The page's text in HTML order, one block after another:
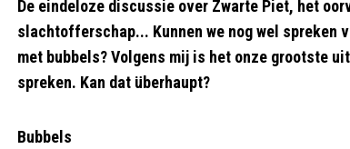
De eindeloze discussie over Zwarte Piet, het
slachtofferschap... Kunnen we nog wel spreken
met bubbels? Volgens mij is het onze grootste
spreken. Kan dat überhaupt?
Bubbels